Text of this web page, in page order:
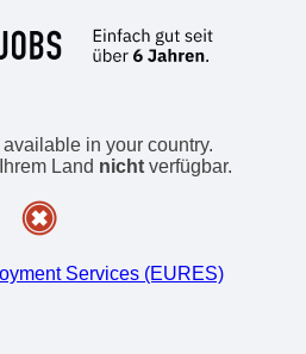
in your country.
Land nicht verfügbar.
Services (EURES)